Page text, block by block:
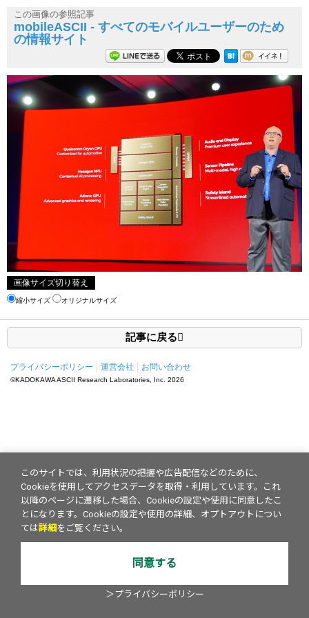
この画像の参照記事
mobileASCII - すべてのモバイルユーザーのため
の情報サイト
画像サイズ切り替え
縮小サイズ オリジナルサイズ
記事に戻る
プライバシーポリシー 運営会社 お問い合わせ
©KADOKAWA ASCII Research Laboratories, Inc. 2026
このサイトでは、利用状況の把握や広告配信などのために、
Cookieを使用してアクセスデータを取得・利用しています。これ
以降のページに遷移した場合、Cookieの設定や使用に同意したこ
とになります。Cookieの設定や使用の詳細、オプトアウトについ
ては詳細 をご覧ください。
同意する
＞プライバシーポリシー